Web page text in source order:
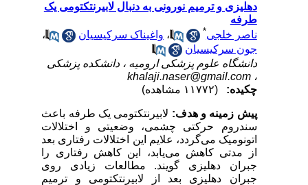
دهلیزی و ترمیم نورونی به دنبال لابیرنتکتومی یک
طرفه
ناصر خلجی
،واغیناک سرکیسیان
،
جون سرکیسیان
دانشگاه علوم پزشکی ارومیه ، دانشکده پزشکی
khalaji.naser@gmail.com
چکیده:
پیش زمینه و هدف:لابیرنتکتومی یک طرفه باعث
سندروم حرکتی چشمی، وضعیتی و اختلالات
اتونومیک می‌گردد، علایم این اختلالات رفتاری بعد
از مدتی کاهش می‌یابد، این کاهش رفتاری را
جبران دهلیزی گویند. مطالعات زیادی روی
جبران دهلیزی بعد از لابیرنتکتومی و ترمیم